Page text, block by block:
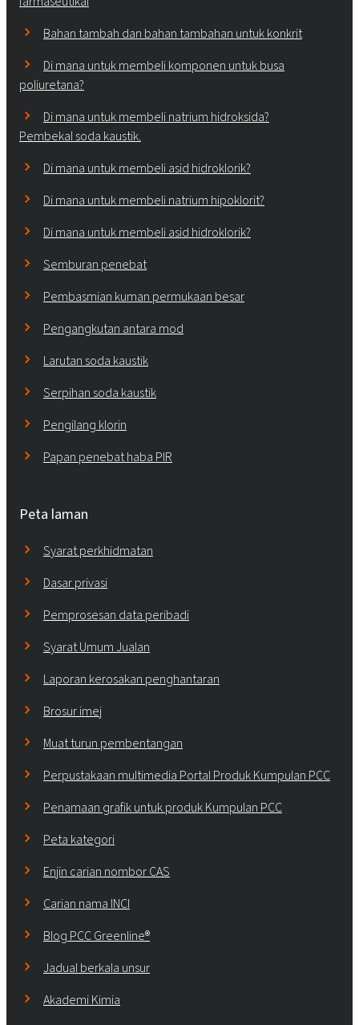
Bahan tambah dan bahan tambahan untuk konkrit
Di mana untuk membeli komponen untuk busa
poliuretana?
Di mana untuk membeli natrium hidroksida?
Pembekal soda kaustik.
Di mana untuk membeli asid hidroklorik?
Di mana untuk membeli natrium hipoklorit?
Di mana untuk membeli asid hidroklorik?
Semburan penebat
Pembasmian kuman permukaan besar
Pengangkutan antara mod
Larutan soda kaustik
Serpihan soda kaustik
Pengilang klorin
Papan penebat haba PIR
Peta laman
Syarat perkhidmatan
Dasar privasi
Pemprosesan data peribadi
Syarat Umum Jualan
Laporan kerosakan penghantaran
Brosur imej
Muat turun pembentangan
Perpustakaan multimedia Portal Produk Kumpulan PCC
Penamaan grafik untuk produk Kumpulan PCC
Peta kategori
Enjin carian nombor CAS
Carian nama INCI
Blog PCC Greenline®
Jadual berkala unsur
Akademi Kimia